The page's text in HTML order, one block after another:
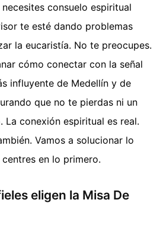
consuelo espiritual
te esté dando problemas
la eucaristía. No te preocupes.
cómo conectar con la señal
influyente de Medellín y de
que no te pierdas ni un
La conexión espiritual es real.
Vamos a solucionar lo
en lo primero.
eligen la Misa De